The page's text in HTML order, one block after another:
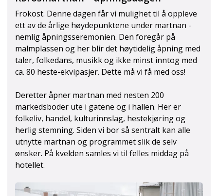
Frokost. Denne dagen får vi mulighet til å oppleve
ett av de årlige høydepunktene under martnan -
nemlig åpningsseremonien. Den foregår på
malmplassen og her blir det høytidelig åpning med
taler, folkedans, musikk og ikke minst inntog med
ca. 80 heste-ekvipasjer. Dette må vi få med oss!
Deretter åpner martnan med nesten 200
markedsboder ute i gatene og i hallen. Her er
folkeliv, handel, kulturinnslag, hestekjøring og
herlig stemning. Siden vi bor så sentralt kan alle
utnytte martnan og programmet slik de selv
ønsker. På kvelden samles vi til felles middag på
hotellet.